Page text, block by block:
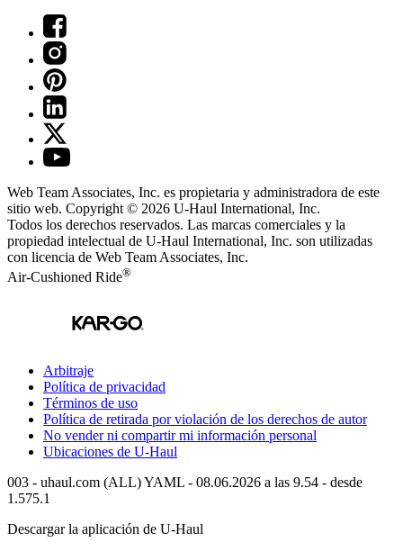
Web Team Associates, Inc. es propietaria y administradora de este
sitio web. Copyright © 2026 U-Haul International, Inc.
Todos los derechos reservados. Las marcas comerciales y la
propiedad intelectual de U-Haul International, Inc. son utilizadas
con licencia de Web Team Associates, Inc.
Air-Cushioned Ride®
Arbitraje
Política de privacidad
Términos de uso
Política de retirada por violación de los derechos de autor
No vender ni compartir mi información personal
Ubicaciones de U-Haul
003 - uhaul.com (ALL) YAML - 08.06.2026 a las 9.54 - desde
1.575.1
Descargar la aplicación de U-Haul